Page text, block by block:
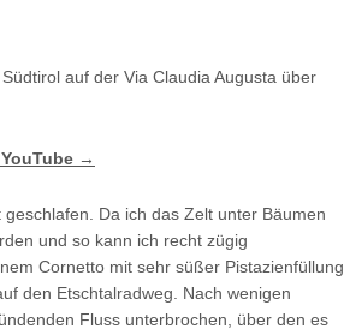
auf der Via Claudia Augusta über
→
Da ich das Zelt unter Bäumen
und so kann ich recht zügig
Cornetto mit sehr süßer Pistazienfüllung
den Etschtalradweg. Nach wenigen
Fluss unterbrochen, über den es